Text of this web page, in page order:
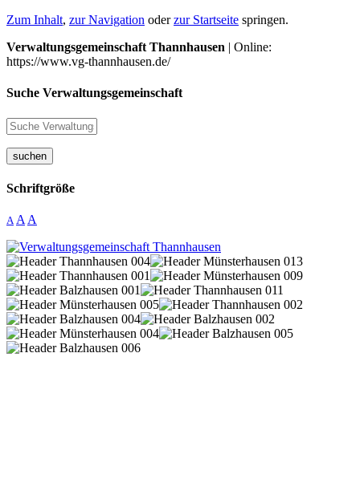
Zum Inhalt, zur Navigation oderzur Startseite springen.
Verwaltungsgemeinschaft Thannhausen | Online:
https://www.vg-thannhausen.de/
Suche Verwaltungsgemeinschaft
suchen
Schriftgröße
A A A